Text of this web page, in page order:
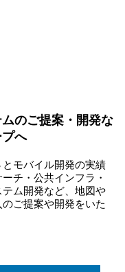
のご提案・開発な
へ
モバイル開発の実績
チ・公共インフラ・
ム開発など、地図や
ご提案や開発をいた